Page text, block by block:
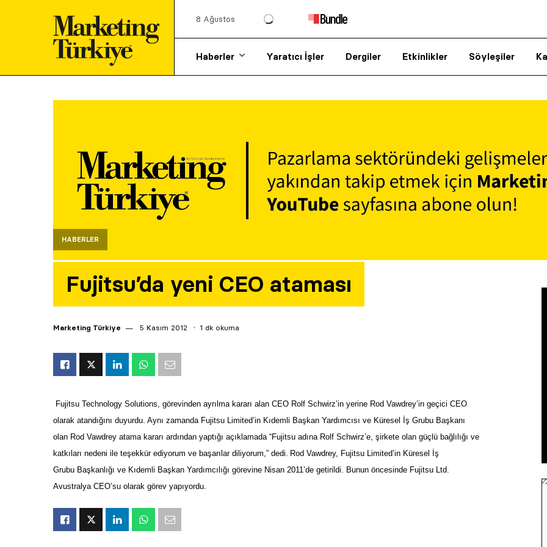
8 Ağustos
Haberler Yaratıcı İşler Dergiler Etkinlikler Söyleşiler
HABERLER
Fujitsu’da yeni CEO ataması
Marketing Türkiye 5 Kasım 2012 1 dk okuma
Fujitsu Technology Solutions, görevinden ayrılma kararı alan CEO Rolf Schwirz’in yerine Rod Vawdrey’in geçici CEO
olarak atandığını duyurdu. Aynı zamanda Fujitsu Limited’in Kıdemli Başkan Yardımcısı ve Küresel İş Grubu Başkanı
olan Rod Vawdrey atama kararı ardından yaptığı açıklamada “Fujitsu adına Rolf Schwirz’e, şirkete olan güçlü bağlılığı ve
katkıları nedeni ile teşekkür ediyorum ve başarılar diliyorum,” dedi. Rod Vawdrey, Fujitsu Limited’in Küresel İş
Grubu Başkanlığı ve Kıdemli Başkan Yardımcılığı görevine Nisan 2011’de getirildi. Bunun öncesinde Fujitsu Ltd.
Avustralya CEO’su olarak görev yapıyordu.